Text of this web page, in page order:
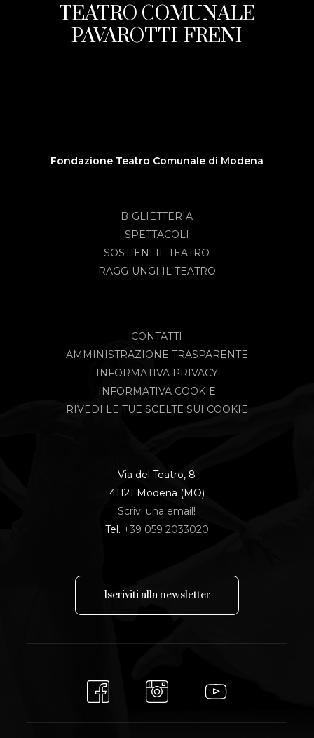
TEATRO COMUNALE
PAVAROTTI-FRENI
Fondazione Teatro Comunale di Modena
BIGLIETTERIA
SPETTACOLI
SOSTIENI IL TEATRO
RAGGIUNGI IL TEATRO
CONTATTI
AMMINISTRAZIONE TRASPARENTE
INFORMATIVA PRIVACY
INFORMATIVA COOKIE
RIVEDI LE TUE SCELTE SUI COOKIE
Via del Teatro, 8
41121 Modena (MO)
Scrivi una email!
Tel. +39 059 2033020
Iscriviti allanewsletter